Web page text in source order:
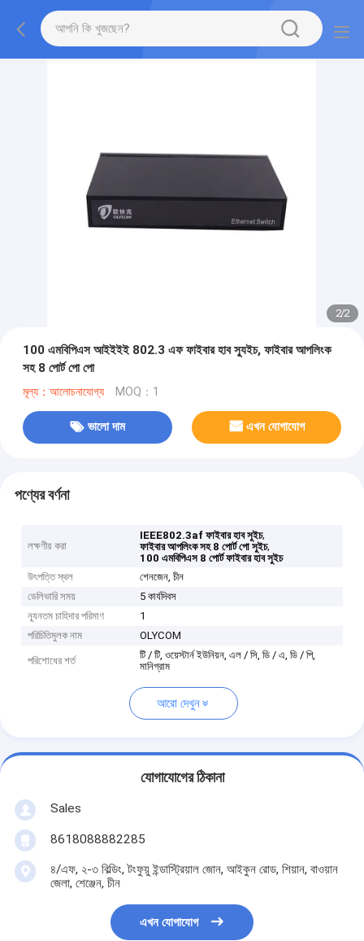
2/2
100 এমবিপিএস আইইইই 802.3 এফ ফাইবার হাব স্যুইচ, ফাইবার আপলিংক
সহ 8 পোর্ট পো পো
মূল্য：আলোচনাযোগ্য MOQ：1
ভালো দাম এখন যোগাযোগ
পণ্যের বর্ণনা
লক্ষণীয় করা
IEEE802.3af ফাইবার হাব সুইচ,
ফাইবার আপলিংক সহ 8 পোর্ট পো সুইচ,
100 এমবিপিএস 8 পোর্ট ফাইবার হাব সুইচ
উৎপত্তি স্থল
শেনজেন, চীন
ডেলিভারি সময়
5 কার্যদিবস
ন্যূনতম চাহিদার পরিমাণ
1
পরিচিতিমুলক নাম
OLYCOM
পরিশোধের শর্ত
টি / টি, ওয়েস্টার্ন ইউনিয়ন, এল / সি, ডি / এ, ডি / পি,
মানিগ্রাম
আরো দেখুন
যোগাযোগের ঠিকানা
Sales
8618088882285
৪/এফ, ২-৩ বিল্ডিং, টংফুয়ু ইন্ডাস্ট্রিয়াল জোন, আইকুন রোড, শিয়ান, বাওয়ান
জেলা, শেঞ্জেন, চীন
এখন যোগাযোগ